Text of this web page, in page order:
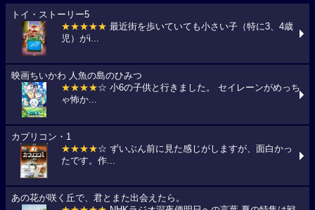
トイ・ストーリー5
★★★★★ 最近街を歩いていても小さい子（特に3、4歳
児）がi...
映画ちいかわ 人魚の島のひみつ
★★★★☆ 小6の子供と行きました。 セイレーンがめっち
ゃ怖か...
カプリコン・1
★★★★☆ ずいぶん前に見た感じがしますが、面白かっ
たです。作...
あの花が咲く丘で、君とまた出会えたら。